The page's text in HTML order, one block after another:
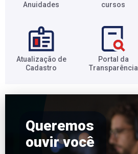
Anuidades​ cursos​
Atualização de
Cadastro​
Portal da
Transparência​
Queremos
ouvir você